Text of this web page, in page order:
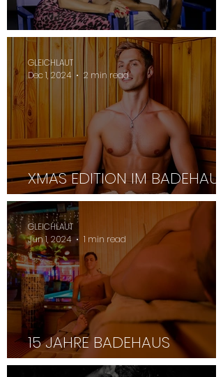
Männermodels bei GNTM
XMAS EDITION IM BADEHAUS
BABYLON
GLEICHLAUT
Dec 1, 2024
2 min read
15 JAHRE BADEHAUS
BABYLON COLOGNE
GLEICHLAUT
Jun 1, 2024
1 min read